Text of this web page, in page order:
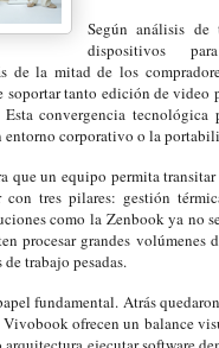
Según análisis
dispositivos
de la mitad de los
soportar tanto edición de
convergencia
corporativo o la
que un equipo permita
tres pilares: gestión
como la Zenbook ya no
procesar grandes
trabajo pesadas.
fundamental. Atrás
ofrecen un balance